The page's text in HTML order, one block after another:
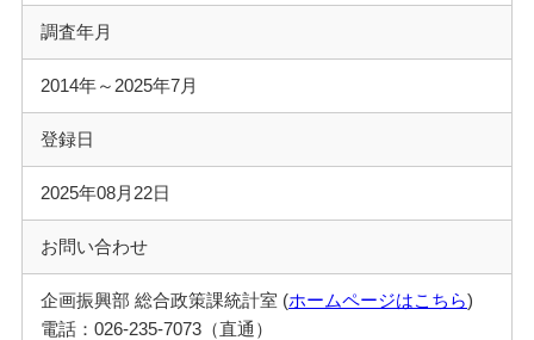
調査年月
2014年～2025年7月
登録日
2025年08月22日
お問い合わせ
企画振興部 総合政策課統計室 (ホームページはこちら)
電話：026-235-7073（直通）